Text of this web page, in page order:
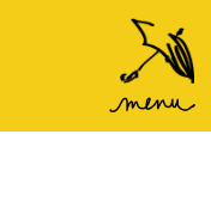
Accéder
au
menu